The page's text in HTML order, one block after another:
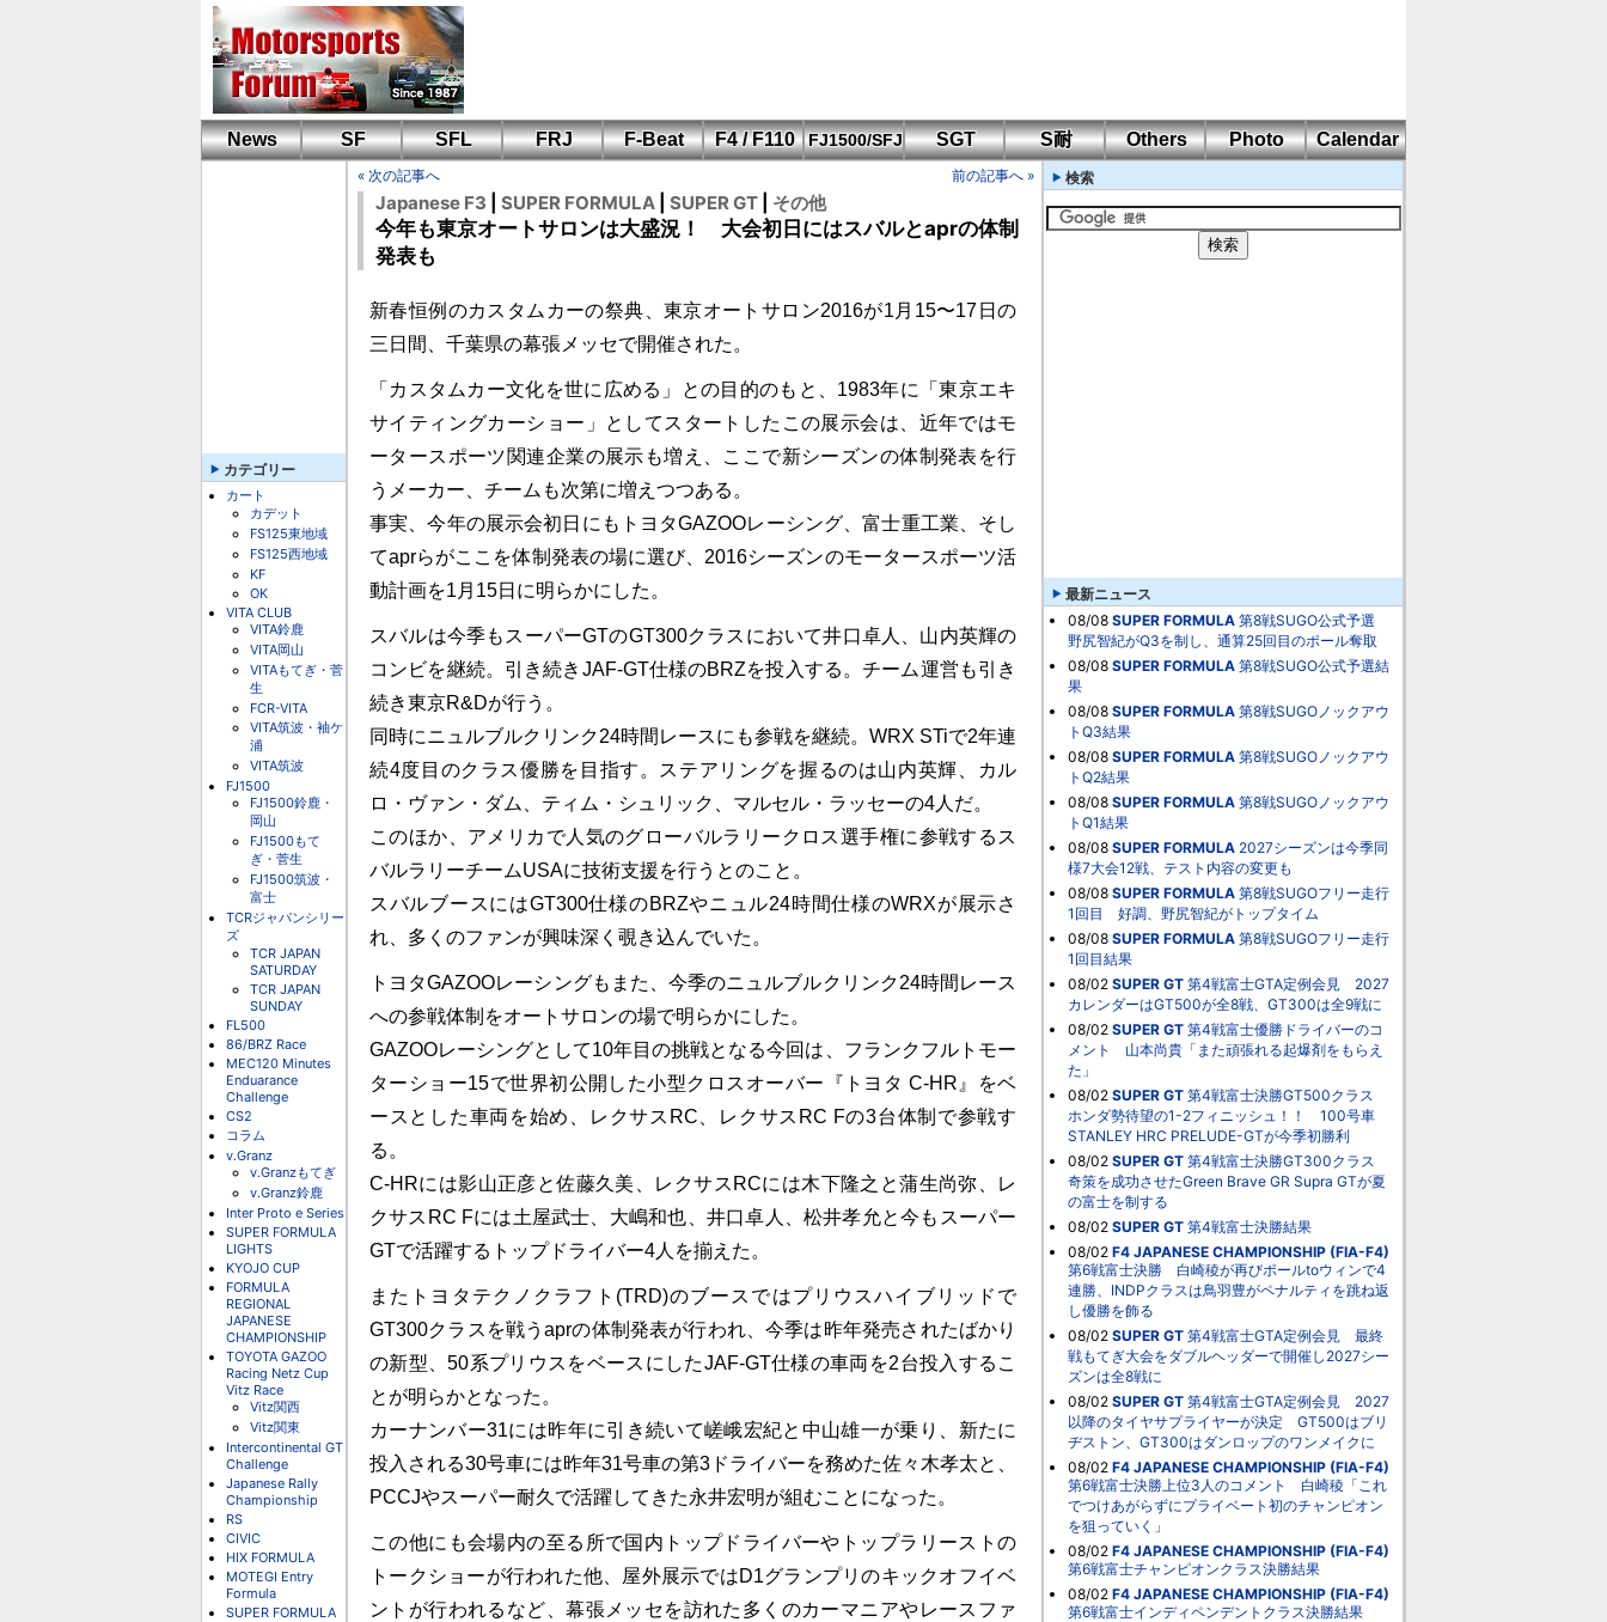
News SF SFL FRJ F-Beat
F4 / F110
FJ1500/SFJ SGT S耐 Others Photo Calendar
カテゴリー
カート
カデット
FS125東地域
FS125西地域
KF
OK
VITA CLUB
VITA鈴鹿
VITA岡山
VITAもてぎ・菅
生
FCR-VITA
VITA筑波・袖ケ
浦
VITA筑波
FJ1500
FJ1500鈴鹿・
岡山
FJ1500もて
ぎ・菅生
FJ1500筑波・
富士
TCRジャパンシリー
ズ
TCR JAPAN
SATURDAY
TCR JAPAN
SUNDAY
FL500
86/BRZ Race
MEC120 Minutes
Enduarance
Challenge
CS2
コラム
v.Granz
v.Granzもてぎ
v.Granz鈴鹿
Inter Proto e Series
SUPER FORMULA
LIGHTS
KYOJO CUP
FORMULA
REGIONAL
JAPANESE
CHAMPIONSHIP
TOYOTA GAZOO
Racing Netz Cup
Vitz Race
Vitz関西
Vitz関東
Intercontinental GT
Challenge
Japanese Rally
Championship
RS
CIVIC
HIX FORMULA
MOTEGI Entry
Formula
SUPER FORMULA
« 次の記事へ 前の記事へ »
Japanese F3 SUPER FORMULA SUPER GT その他
今年も東京オートサロンは大盛況！ 大会初日にはスバルとaprの体制
発表も
新春恒例のカスタムカーの祭典、東京オートサロン2016が1月15〜17日の
三日間、千葉県の幕張メッセで開催された。
「カスタムカー文化を世に広める」との目的のもと、1983年に「東京エキ
サイティングカーショー」としてスタートしたこの展示会は、近年ではモ
ータースポーツ関連企業の展示も増え、ここで新シーズンの体制発表を行
うメーカー、チームも次第に増えつつある。
事実、今年の展示会初日にもトヨタGAZOOレーシング、富士重工業、そし
てaprらがここを体制発表の場に選び、2016シーズンのモータースポーツ活
動計画を1月15日に明らかにした。
スバルは今季もスーパーGTのGT300クラスにおいて井口卓人、山内英輝の
コンビを継続。引き続きJAF-GT仕様のBRZを投入する。チーム運営も引き
続き東京R&Dが行う。
同時にニュルブルクリンク24時間レースにも参戦を継続。WRX STiで2年連
続4度目のクラス優勝を目指す。ステアリングを握るのは山内英輝、カル
ロ・ヴァン・ダム、ティム・シュリック、マルセル・ラッセーの4人だ。
このほか、アメリカで人気のグローバルラリークロス選手権に参戦するス
バルラリーチームUSAに技術支援を行うとのこと。
スバルブースにはGT300仕様のBRZやニュル24時間仕様のWRXが展示さ
れ、多くのファンが興味深く覗き込んでいた。
トヨタGAZOOレーシングもまた、今季のニュルブルクリンク24時間レース
への参戦体制をオートサロンの場で明らかにした。
GAZOOレーシングとして10年目の挑戦となる今回は、フランクフルトモー
ターショー15で世界初公開した小型クロスオーバー『トヨタ C-HR』をベ
ースとした車両を始め、レクサスRC、レクサスRC Fの3台体制で参戦す
る。
C-HRには影山正彦と佐藤久美、レクサスRCには木下隆之と蒲生尚弥、レ
クサスRC Fには土屋武士、大嶋和也、井口卓人、松井孝允と今もスーパー
GTで活躍するトップドライバー4人を揃えた。
またトヨタテクノクラフト(TRD)のブースではプリウスハイブリッドで
GT300クラスを戦うaprの体制発表が行われ、今季は昨年発売されたばかり
の新型、50系プリウスをベースにしたJAF-GT仕様の車両を2台投入するこ
とが明らかとなった。
カーナンバー31には昨年に引き続いて嵯峨宏紀と中山雄一が乗り、新たに
投入される30号車には昨年31号車の第3ドライバーを務めた佐々木孝太と、
PCCJやスーパー耐久で活躍してきた永井宏明が組むことになった。
この他にも会場内の至る所で国内トップドライバーやトップラリーストの
トークショーが行われた他、屋外展示ではD1グランプリのキックオフイベ
ントが行われるなど、幕張メッセを訪れた多くのカーマニアやレースファ
検索
最新ニュース
08/08 SUPER FORMULA 第8戦SUGO公式予選
野尻智紀がQ3を制し、通算25回目のポール奪取
08/08 SUPER FORMULA 第8戦SUGO公式予選結
果
08/08 SUPER FORMULA 第8戦SUGOノックアウ
トQ3結果
08/08 SUPER FORMULA 第8戦SUGOノックアウ
トQ2結果
08/08 SUPER FORMULA 第8戦SUGOノックアウ
トQ1結果
08/08 SUPER FORMULA 2027シーズンは今季同
様7大会12戦、テスト内容の変更も
08/08 SUPER FORMULA 第8戦SUGOフリー走行
1回目 好調、野尻智紀がトップタイム
08/08 SUPER FORMULA 第8戦SUGOフリー走行
1回目結果
08/02 SUPER GT 第4戦富士GTA定例会見 2027
カレンダーはGT500が全8戦、GT300は全9戦に
08/02 SUPER GT 第4戦富士優勝ドライバーのコ
メント 山本尚貴「また頑張れる起爆剤をもらえ
た」
08/02 SUPER GT 第4戦富士決勝GT500クラス
ホンダ勢待望の1-2フィニッシュ！！ 100号車
STANLEY HRC PRELUDE-GTが今季初勝利
08/02 SUPER GT 第4戦富士決勝GT300クラス
奇策を成功させたGreen Brave GR Supra GTが夏
の富士を制する
08/02 SUPER GT 第4戦富士決勝結果
08/02 F4 JAPANESE CHAMPIONSHIP (FIA-F4)
第6戦富士決勝 白崎稜が再びポールtoウィンで4
連勝、INDPクラスは鳥羽豊がペナルティを跳ね返
し優勝を飾る
08/02 SUPER GT 第4戦富士GTA定例会見 最終
戦もてぎ大会をダブルヘッダーで開催し2027シー
ズンは全8戦に
08/02 SUPER GT 第4戦富士GTA定例会見 2027
以降のタイヤサプライヤーが決定 GT500はブリ
ヂストン、GT300はダンロップのワンメイクに
08/02 F4 JAPANESE CHAMPIONSHIP (FIA-F4)
第6戦富士決勝上位3人のコメント 白崎稜「これ
でつけあがらずにプライベート初のチャンピオン
を狙っていく」
08/02 F4 JAPANESE CHAMPIONSHIP (FIA-F4)
第6戦富士チャンピオンクラス決勝結果
08/02 F4 JAPANESE CHAMPIONSHIP (FIA-F4)
第6戦富士インディペンデントクラス決勝結果